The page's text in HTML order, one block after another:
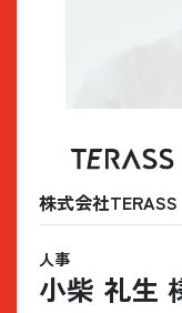
株式会社TERASS
人事
小柴 礼生